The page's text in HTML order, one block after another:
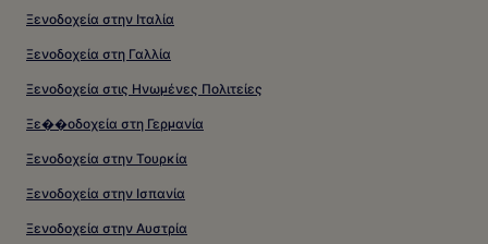
Ξενοδοχεία στην Ιταλία
Ξενοδοχεία στη Γαλλία
Ξενοδοχεία στις Ηνωμένες Πολιτείες
Ξε��οδοχεία στη Γερμανία
Ξενοδοχεία στην Τουρκία
Ξενοδοχεία στην Ισπανία
Ξενοδοχεία στην Αυστρία